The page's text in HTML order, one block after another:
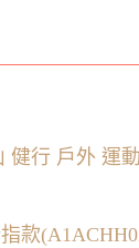
健行 戶外 運
款